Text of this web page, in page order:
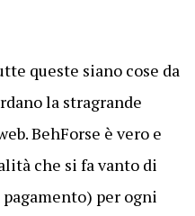
queste siano cose da
la stragrande
BehForse è vero e
che si fa vanto di
per ogni